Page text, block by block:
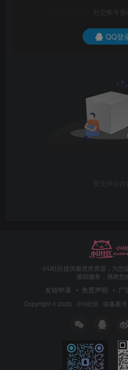
社交账号登
QQ登
暂无评论内容
小U社区提供最优质资源，为您
援助服务，感谢您
友链申请 免责声明 广
Copyright © 2025 · 小U社区 · 由备案